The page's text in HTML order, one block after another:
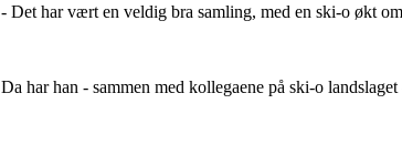
- Det har vært en veldig bra samling, med en ski-o økt
Da har han - sammen med kollegaene på ski-o